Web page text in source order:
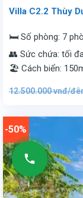
Villa C2.2 Thùy
🛏️ Số phòng: 7
👥 Sức chứa: tối
🏖️ Cách biển:
12.500.000vnđ/
-50%